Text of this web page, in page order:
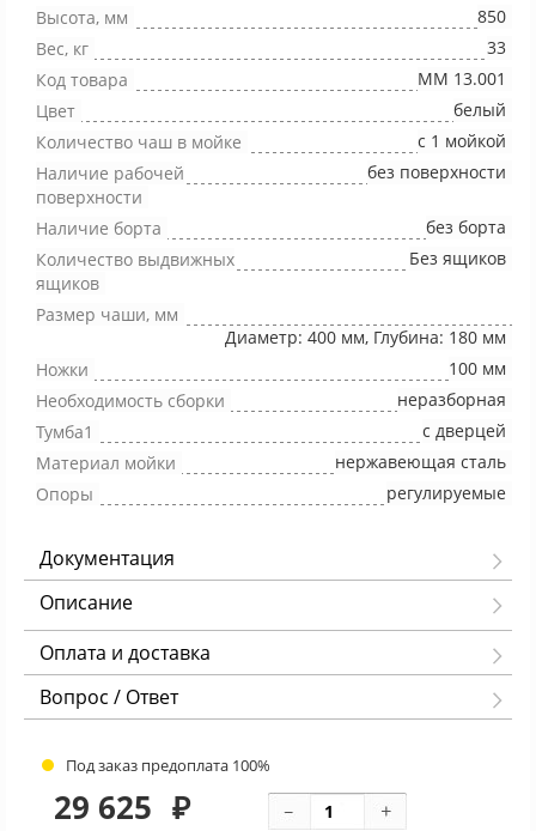
Высота, мм
850
Вес, кг
33
Код товара
ММ 13.001
Цвет
белый
Количество чаш в мойке
с 1 мойкой
Наличие рабочей
поверхности
без поверхности
Наличие борта
без борта
Количество выдвижных
ящиков
Без ящиков
Размер чаши, мм
Диаметр: 400 мм, Глубина: 180 мм
Ножки
100 мм
Необходимость сборки
неразборная
Тумба1
с дверцей
Материал мойки
нержавеющая сталь
Опоры
регулируемые
Документация
Описание
Оплата и доставка
Вопрос / Ответ
Под заказ предоплата 100%
29 625 ₽